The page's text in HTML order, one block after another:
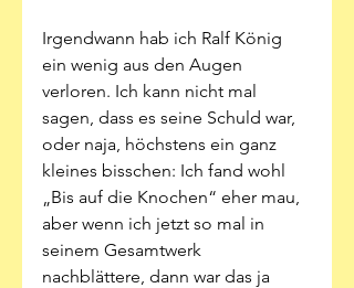
Irgendwann hab ich Ralf König
ein wenig aus den Augen
verloren. Ich kann nicht mal
sagen, dass es seine Schuld war,
oder naja, höchstens ein ganz
kleines bisschen: Ich fand wohl
„Bis auf die Knochen“ eher mau,
aber wenn ich jetzt so mal in
seinem Gesamtwerk
nachblättere, dann war das ja